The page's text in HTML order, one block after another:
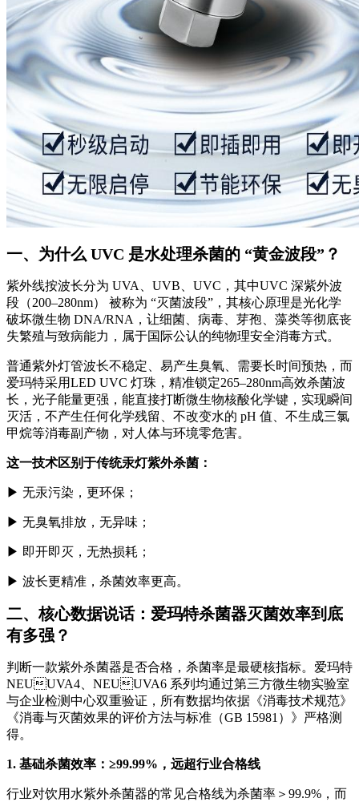
一、为什么 UVC 是水处理杀菌的 “黄金波段”？
紫外线按波长分为 UVA、UVB、UVC，其中UVC 深紫外波
段（200–280nm） 被称为 “灭菌波段”，其核心原理是光化学
破坏微生物 DNA/RNA，让细菌、病毒、芽孢、藻类等彻底丧
失繁殖与致病能力，属于国际公认的纯物理安全消毒方式。
普通紫外灯管波长不稳定、易产生臭氧、需要长时间预热，而
爱玛特采用LED UVC 灯珠，精准锁定265–280nm高效杀菌波
长，光子能量更强，能直接打断微生物核酸化学键，实现瞬间
灭活，不产生任何化学残留、不改变水的 pH 值、不生成三氯
甲烷等消毒副产物，对人体与环境零危害。
这一技术区别于传统汞灯紫外杀菌：
▶ 无汞污染，更环保；
▶ 无臭氧排放，无异味；
▶ 即开即灭，无热损耗；
▶ 波长更精准，杀菌效率更高。
二、核心数据说话：爱玛特杀菌器灭菌效率到底
有多强？
判断一款紫外杀菌器是否合格，杀菌率是最硬核指标。爱玛特
NEUUVA4、NEUUVA6 系列均通过第三方微生物实验室
与企业检测中心双重验证，所有数据均依据《消毒技术规范》
《消毒与灭菌效果的评价方法与标准（GB 15981）》严格测
得。
1. 基础杀菌效率：≥99.99%，远超行业合格线
行业对饮用水紫外杀菌器的常见合格线为杀菌率＞99.9%，而